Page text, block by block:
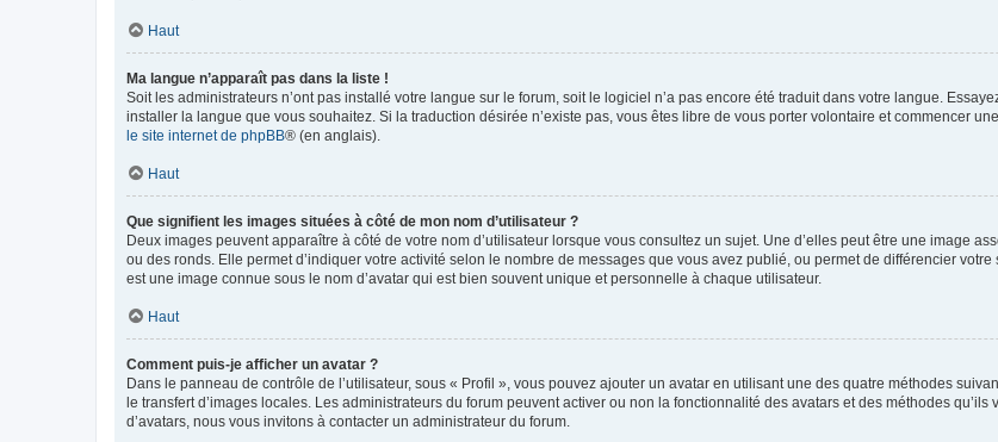
Haut
Ma langue n’apparaît pas dans la liste !
Soit les administrateurs n’ont pas installé votre langue sur le forum, soit le logiciel n’a pas encore été traduit dans votre langue.
installer la langue que vous souhaitez. Si la traduction désirée n’existe pas, vous êtes libre de vous porter volontaire et commencer
le site internet de phpBB® (en anglais).
Haut
Que signifient les images situées à côté de mon nom d’utilisateur ?
Deux images peuvent apparaître à côté de votre nom d’utilisateur lorsque vous consultez un sujet. Une d’elles peut être une image
ou des ronds. Elle permet d’indiquer votre activité selon le nombre de messages que vous avez publié, ou permet de différencier
est une image connue sous le nom d’avatar qui est bien souvent unique et personnelle à chaque utilisateur.
Haut
Comment puis-je afficher un avatar ?
Dans le panneau de contrôle de l’utilisateur, sous « Profil », vous pouvez ajouter un avatar en utilisant une des quatre méthodes
le transfert d’images locales. Les administrateurs du forum peuvent activer ou non la fonctionnalité des avatars et des méthodes
d’avatars, nous vous invitons à contacter un administrateur du forum.